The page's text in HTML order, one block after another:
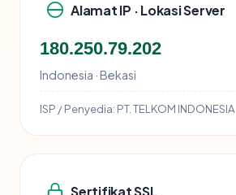
Alamat IP · Lokasi Server
180.250.79.202
Indonesia · Bekasi
ISP / Penyedia: PT. TELKOM INDONESIA
Sertifikat SSL